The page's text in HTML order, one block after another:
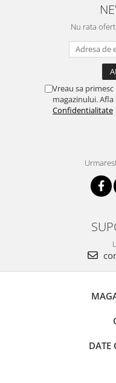
Nu rata
Vreau sa
magazinului.
Confidentialitate
DATE